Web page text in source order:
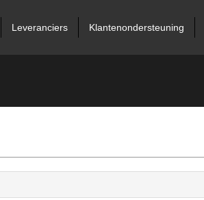
Leveranciers Klantenondersteuning